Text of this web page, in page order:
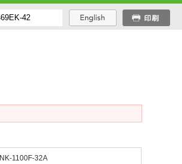
NK-1100F-32A